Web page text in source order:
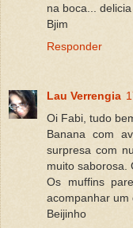
na boca...
Bjim
Responder
Lau Verrengia
Oi Fabi, tudo
Banana com
surpresa com
muito saborosa.
Os muffins
acompanhar um
Beijinho